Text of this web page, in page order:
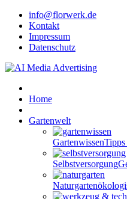
info@florwerk.de
Kontakt
Impressum
Datenschutz
Home
Gartenwelt
GartenwissenTipps
Selbstversorgung
Naturgarten